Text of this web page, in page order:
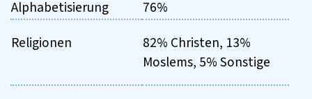
Alphabetisierung 76%
Religionen
82% Christen, 13%
Moslems, 5% Sonstige